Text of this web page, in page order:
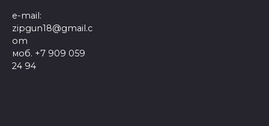
e-mail:
zipgun18@gmail.c
om
моб. +7 909 059
24 94